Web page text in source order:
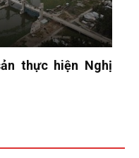
thực hiện Nghị